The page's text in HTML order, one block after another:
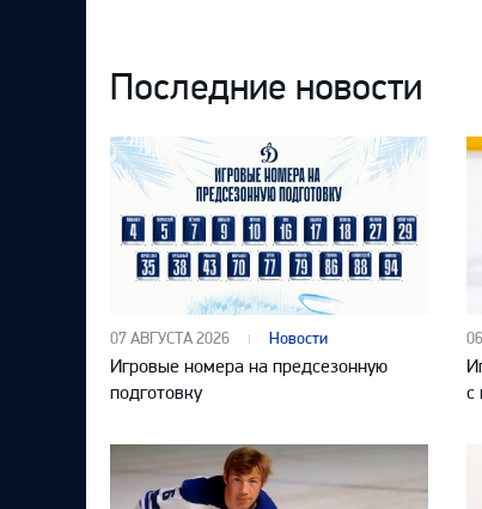
Последние новости
07 АВГУСТА 2026 Новости
Игровые номера на предсезонную
подготовку
с